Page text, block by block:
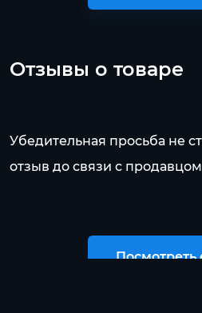
Отзывы о товаре